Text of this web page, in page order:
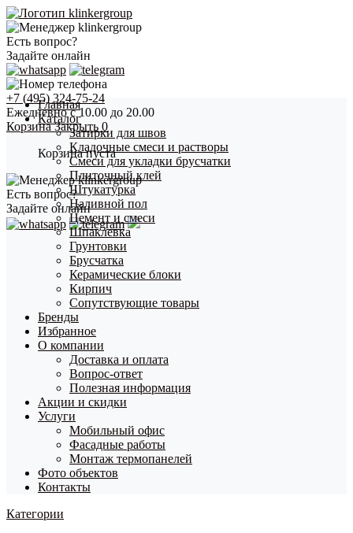
Есть вопрос?
Задайте онлайн
+7 (495) 324-75-24
Ежедневно с 10.00 до 20.00
Корзина Закрыть 0
Корзина пуста
Есть вопрос?
Задайте онлайн
Главная
Каталог
Затирки для швов
Кладочные смеси и растворы
Смеси для укладки брусчатки
Плиточный клей
Штукатурка
Наливной пол
Цемент и смеси
Шпаклевка
Грунтовки
Брусчатка
Керамические блоки
Кирпич
Сопутствующие товары
Бренды
Избранное
О компании
Доставка и оплата
Вопрос-ответ
Полезная информация
Акции и скидки
Услуги
Мобильный офис
Фасадные работы
Монтаж термопанелей
Фото объектов
Контакты
Категории